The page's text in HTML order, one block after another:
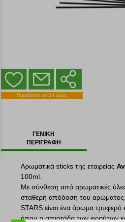
Παράδοση σε 24 ώρες
ΓΕΝΙΚΗ
ΠΕΡΙΓΡΑΦΗ
Αρωματικά sticks της εταιρείας
100ml.
Με σύνθεση από αρωματικές
σταθερή απόδοση του
STARS είναι ένα άρωμα τρυφερό
όπου η σπιρτάδα των φρούτων